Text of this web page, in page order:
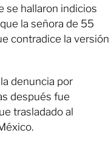
se hallaron indicios
la señora de 55
contradice la versión
denuncia por
después fue
trasladado al